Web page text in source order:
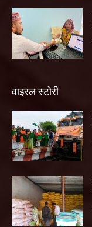
वाइरल स्टोरी